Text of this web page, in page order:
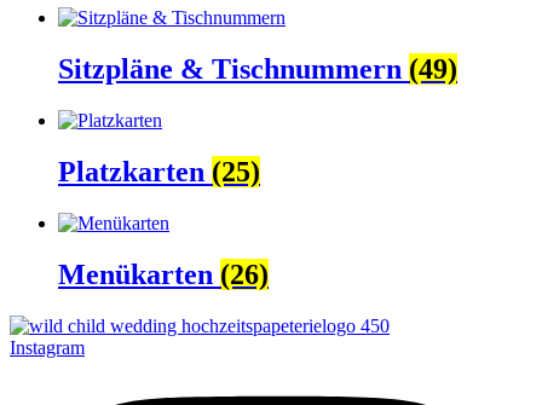
Sitzpläne & Tischnummern (49)
Platzkarten (25)
Menükarten (26)
Instagram